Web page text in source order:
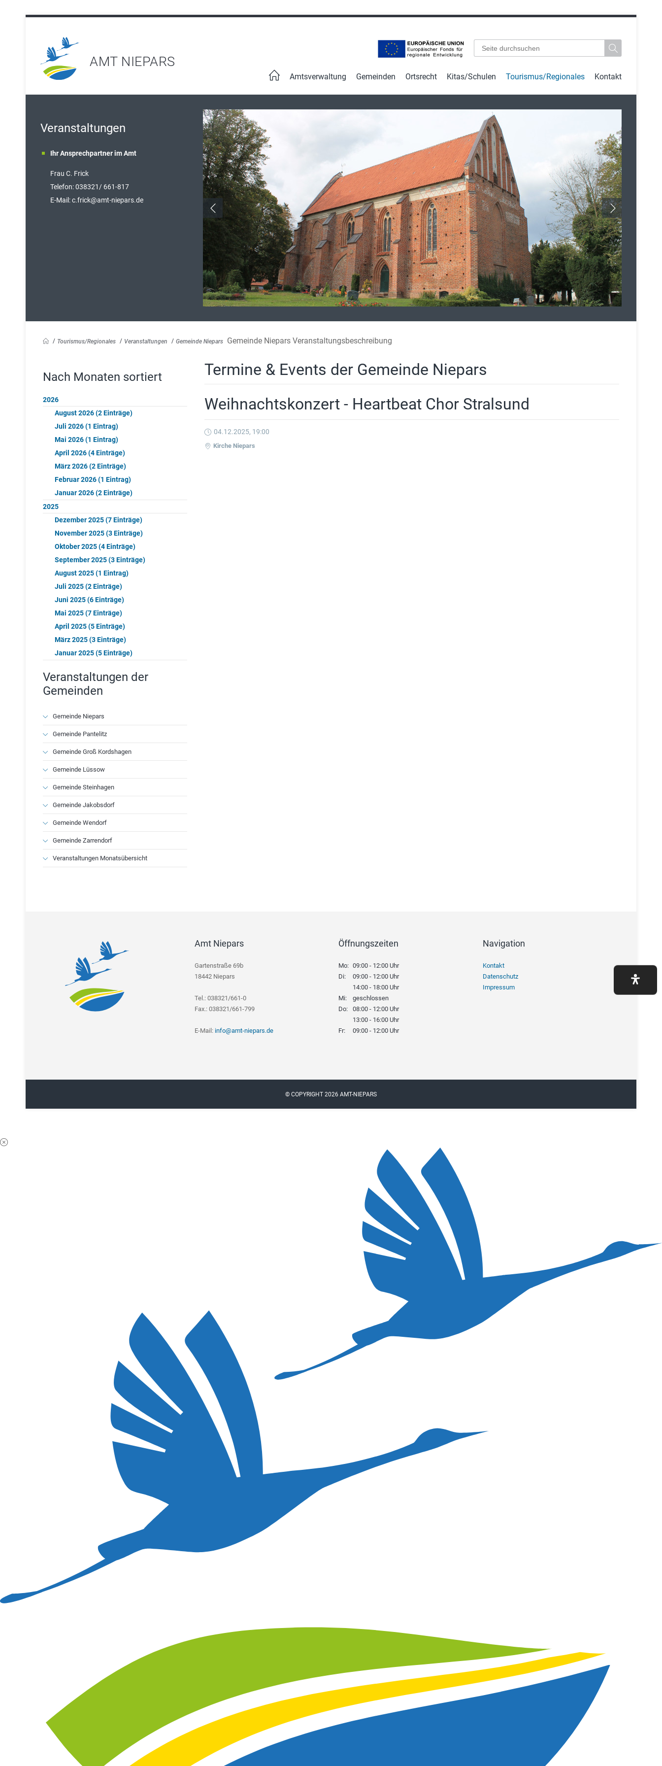
AMT NIEPARS
Suchbegriffe
überspringenAmtsverwaltung Gemeinden Ortsrecht Kitas/Schulen Tourismus/Regionales Kontakt
Veranstaltungen
Ihr Ansprechpartner im Amt
Frau C. Frick
Telefon: 038321/ 661-817
E-Mail:c.frick@amt-niepars.de
Tourismus/Regionales Veranstaltungen Gemeinde Niepars Gemeinde Niepars Veranstaltungsbeschreibung
Termine & Events der Gemeinde Niepars
Weihnachtskonzert - Heartbeat Chor Stralsund
04.12.2025, 19:00
Kirche Niepars
Nach Monaten sortiert
2026
August 2026 (2 Einträge)
Juli 2026 (1 Eintrag)
Mai 2026 (1 Eintrag)
April 2026 (4 Einträge)
März 2026 (2 Einträge)
Februar 2026 (1 Eintrag)
Januar 2026 (2 Einträge)
2025
Dezember 2025 (7 Einträge)
November 2025 (3 Einträge)
Oktober 2025 (4 Einträge)
September 2025 (3 Einträge)
August 2025 (1 Eintrag)
Juli 2025 (2 Einträge)
Juni 2025 (6 Einträge)
Mai 2025 (7 Einträge)
April 2025 (5 Einträge)
März 2025 (3 Einträge)
Januar 2025 (5 Einträge)
Veranstaltungen der
Gemeinden
Navigation
überspringen
Gemeinde Niepars
Gemeinde Pantelitz
Gemeinde Groß Kordshagen
Gemeinde Lüssow
Gemeinde Steinhagen
Gemeinde Jakobsdorf
Gemeinde Wendorf
Gemeinde Zarrendorf
Veranstaltungen Monatsübersicht
Amt Niepars
Gartenstraße 69b
18442 Niepars
Tel.: 038321/661-0
Fax.: 038321/661-799
E-Mail: info@amt-niepars.de
Öffnungszeiten
Mo: 09:00 - 12:00 Uhr
Di:
09:00 - 12:00 Uhr
14:00 - 18:00 Uhr
Mi:
geschlossen
Do:
08:00 - 12:00 Uhr
13:00 - 16:00 Uhr
Fr:
09:00 - 12:00 Uhr
Navigation
Navigation
überspringen
Kontakt
Datenschutz
Impressum
© COPYRIGHT 2026 AMT-NIEPARS